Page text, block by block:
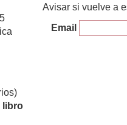
libro
Avisar si vuelve a
Email